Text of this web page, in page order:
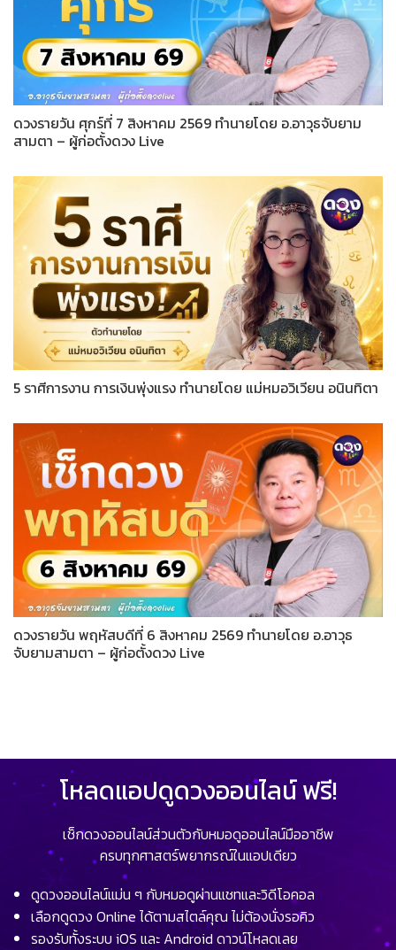
ดวงรายวัน ศุกร์ที่ 7 สิงหาคม 2569 ทำนายโดย อ.อาวุธจับยาม
สามตา – ผู้ก่อตั้งดวง Live
5 ราศีการงาน การเงินพุ่งแรง ทำนายโดย แม่หมอวิเวียน อนินทิตา
ดวงรายวัน พฤหัสบดีที่ 6 สิงหาคม 2569 ทำนายโดย อ.อาวุธ
จับยามสามตา – ผู้ก่อตั้งดวง Live
โหลดแอปดูดวงออนไลน์ ฟรี!
เช็กดวงออนไลน์ส่วนตัวกับหมอดูออนไลน์มืออาชีพ
ครบทุกศาสตร์พยากรณ์ในแอปเดียว
ดูดวงออนไลน์แม่น ๆ กับหมอดูผ่านแชทและวิดีโอคอล
เลือกดูดวง Online ได้ตามสไตล์คุณ ไม่ต้องนั่งรอคิว
รองรับทั้งระบบ iOS และ Android ดาวน์โหลดเลย